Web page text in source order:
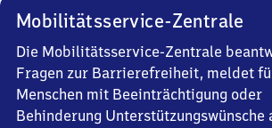
Mobilitätsservice-Zentrale
Die Mobilitätsservice-Zentrale
Fragen zur Barrierefreiheit, meldet
Menschen mit Beeinträchtigung oder
Behinderung Unterstützungswünsche